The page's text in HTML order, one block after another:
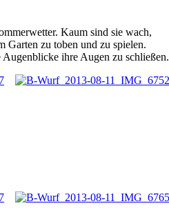
Kaum sind sie wach,
Garten zu toben und zu spielen.
ihre Augen zu schließen.